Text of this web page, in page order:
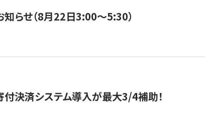
らせ（8月22日3:00〜5:30）
決済システム導入が最大3/4補助！